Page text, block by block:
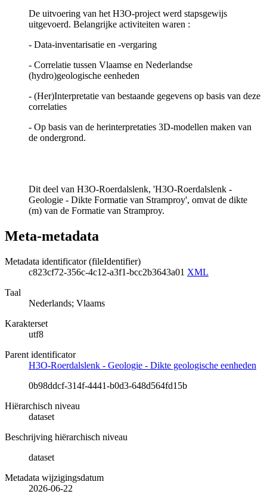
De uitvoering van het H3O-project werd stapsgewijs
uitgevoerd. Belangrijke activiteiten waren :
- Data-inventarisatie en -vergaring
- Correlatie tussen Vlaamse en Nederlandse
(hydro)geologische eenheden
- (Her)Interpretatie van bestaande gegevens op basis van deze
correlaties
- Op basis van de herinterpretaties 3D-modellen maken van
de ondergrond.
Dit deel van H3O-Roerdalslenk, 'H3O-Roerdalslenk -
Geologie - Dikte Formatie van Stramproy', omvat de dikte
(m) van de Formatie van Stramproy.
Meta-metadata
Metadata identificator (fileIdentifier)
c823cf72-356c-4c12-a3f1-bcc2b3643a01 XML
Taal
Nederlands; Vlaams
Karakterset
utf8
Parent identificator
H3O-Roerdalslenk - Geologie - Dikte geologische eenheden
0b98ddcf-314f-4441-b0d3-648d564fd15b
Hiërarchisch niveau
dataset
Beschrijving hiërarchisch niveau
dataset
Metadata wijzigingsdatum
2026-06-22